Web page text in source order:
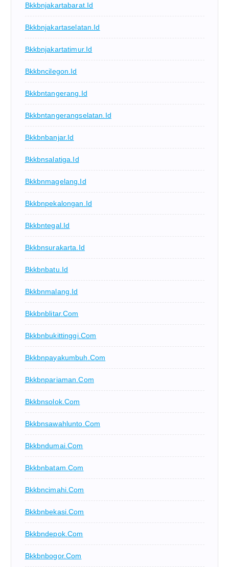
Bkkbnjakartabarat.id
Bkkbnjakartaselatan.id
Bkkbnjakartatimur.id
Bkkbncilegon.id
Bkkbntangerang.id
Bkkbntangerangselatan.id
Bkkbnbanjar.id
Bkkbnsalatiga.id
Bkkbnmagelang.id
Bkkbnpekalongan.id
Bkkbntegal.id
Bkkbnsurakarta.id
Bkkbnbatu.id
Bkkbnmalang.id
Bkkbnblitar.com
Bkkbnbukittinggi.com
Bkkbnpayakumbuh.com
Bkkbnpariaman.com
Bkkbnsolok.com
Bkkbnsawahlunto.com
Bkkbndumai.com
Bkkbnbatam.com
Bkkbncimahi.com
Bkkbnbekasi.com
Bkkbndepok.com
Bkkbnbogor.com